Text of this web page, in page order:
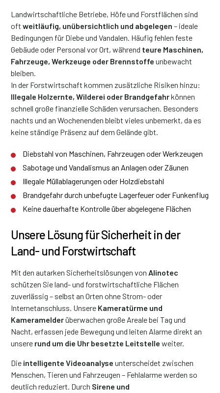
Landwirtschaftliche Betriebe, Höfe und Forstflächen sind
oftweitläufig, unübersichtlich und abgelegen – ideale
Bedingungen für Diebe und Vandalen. Häufig fehlen feste
Gebäude oder Personal vor Ort, während teure Maschinen,
Fahrzeuge, Werkzeuge oder Brennstoffe unbewacht
bleiben.
In der Forstwirtschaft kommen zusätzliche Risiken hinzu:
Illegale Holzernte, Wilderei oder Brandgefahrkönnen
schnell große finanzielle Schäden verursachen. Besonders
nachts und an Wochenenden bleibt vieles unbemerkt, da es
keine ständige Präsenz auf dem Gelände gibt.
Diebstahl von Maschinen, Fahrzeugen oder Werkzeugen
Sabotage und Vandalismus an Anlagen oder Zäunen
Illegale Müllablagerungen oder Holzdiebstahl
Brandgefahr durch unbefugte Lagerfeuer oder Funkenflug
Keine dauerhafte Kontrolle über abgelegene Flächen
Unsere Lösung für Sicherheit in der
Land- und Forstwirtschaft
Mit den autarken Sicherheitslösungen von Alinotec
schützen Sie land- und forstwirtschaftliche Flächen
zuverlässig – selbst an Orten ohne Strom- oder
Internetanschluss. Unsere Kameratürme und
Kameramelderüberwachen große Areale bei Tag und
Nacht, erfassen jede Bewegung und leiten Alarme direkt an
unsere rund um die Uhr besetzte Leitstelle weiter.
Die intelligente Videoanalyse unterscheidet zwischen
Menschen, Tieren und Fahrzeugen – Fehlalarme werden so
deutlich reduziert. Durch Sirene und